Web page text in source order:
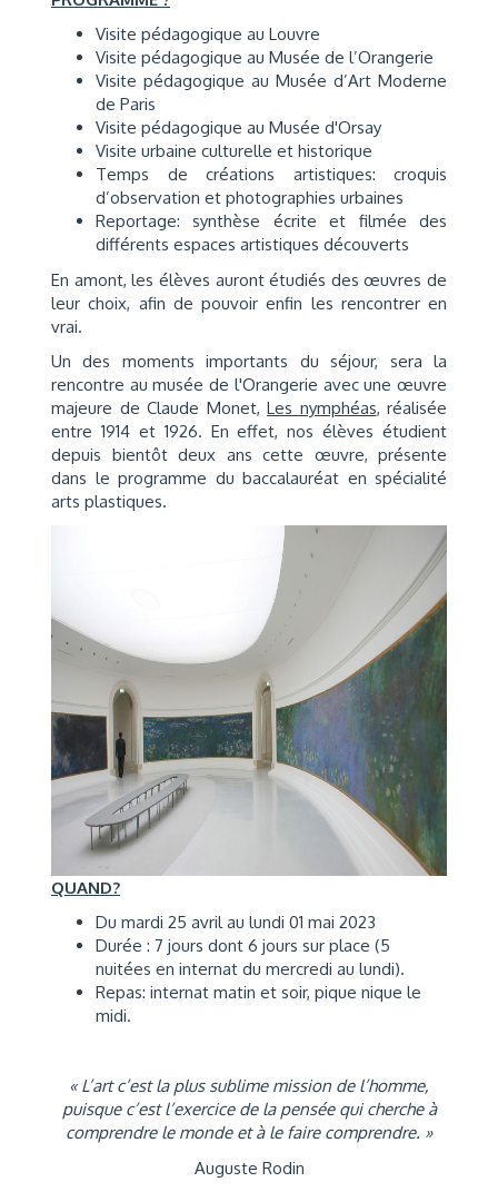
Visite pédagogique au Louvre
Visite pédagogique au Musée de l’Orangerie
Visite pédagogique au Musée d’Art Moderne
de Paris
Visite pédagogique au Musée d'Orsay
Visite urbaine culturelle et historique
Temps de créations artistiques: croquis
d’observation et photographies urbaines
Reportage: synthèse écrite et filmée des
différents espaces artistiques découverts
En amont, les élèves auront étudiés des œuvres de
leur choix, afin de pouvoir enfin les rencontrer en
vrai.
Un des moments importants du séjour, sera la
rencontre au musée de l'Orangerie avec une œuvre
majeure de Claude Monet, Les nymphéas, réalisée
entre 1914 et 1926. En effet, nos élèves étudient
depuis bientôt deux ans cette œuvre, présente
dans le programme du baccalauréat en spécialité
arts plastiques.
QUAND?
Du mardi 25 avril au lundi 01 mai 2023
Durée : 7 jours dont 6 jours sur place (5
nuitées en internat du mercredi au lundi).
Repas: internat matin et soir, pique nique le
midi.
« L’art c’est la plus sublime mission de l’homme,
puisque c’est l’exercice de la pensée qui cherche à
comprendre le monde et à le faire comprendre. »
Auguste Rodin